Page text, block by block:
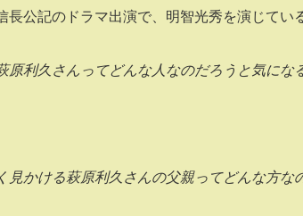
長公記のドラマ出演で、明智光秀を演じてい
原利久さんってどんな人なのだろうと気にな
見かける萩原利久さんの父親ってどんな方な